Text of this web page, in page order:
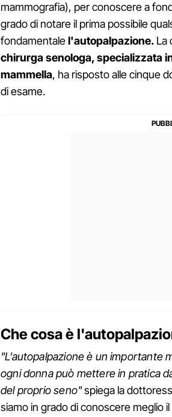
mammografia), per conoscere a
grado di notare il prima possibile
fondamentalel'autopalpazione. La
chirurga senologa, specializzata
mammella, ha risposto alle cinque
di esame.
Che cosa è
"L’autopalpazione è un importante
ogni donna può mettere in pratica
del proprio seno"spiega la
siamo in grado di conoscere meglio